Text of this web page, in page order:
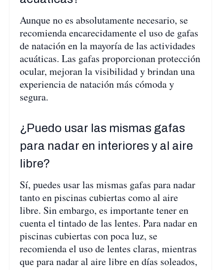
Aunque no es absolutamente necesario, se
recomienda encarecidamente el uso de gafas
de natación en la mayoría de las actividades
acuáticas. Las gafas proporcionan protección
ocular, mejoran la visibilidad y brindan una
experiencia de natación más cómoda y
segura.
¿Puedo usar las mismas gafas
para nadar en interiores y al aire
libre?
Sí, puedes usar las mismas gafas para nadar
tanto en piscinas cubiertas como al aire
libre. Sin embargo, es importante tener en
cuenta el tintado de las lentes. Para nadar en
piscinas cubiertas con poca luz, se
recomienda el uso de lentes claras, mientras
que para nadar al aire libre en días soleados,